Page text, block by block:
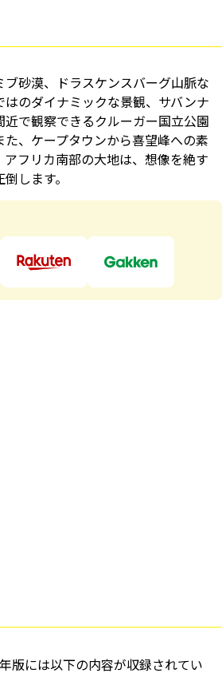
ブ砂漠、ドラスケンスバーグ山脈な
はのダイナミックな景観、サバンナ
で観察できるクルーガー国立公園
、ケープタウンから喜望峰への素
フリカ南部の大地は、想像を絶す
します。
版には以下の内容が収録されてい